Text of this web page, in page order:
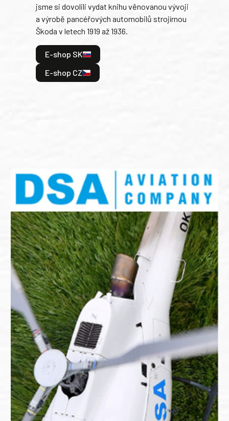
jsme si dovolili vydat knihu věnovanou vývoji
a výrobě pancéřových automobilů strojírnou
Škoda v letech 1919 až 1936.
E-shop SK
E-shop CZ